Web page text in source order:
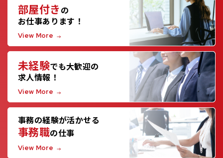
部屋付き の
お仕事あります！
View More
未経験でも大歓迎の
求人情報！
View More
事務の経験が活かせる
事務職の仕事
View More